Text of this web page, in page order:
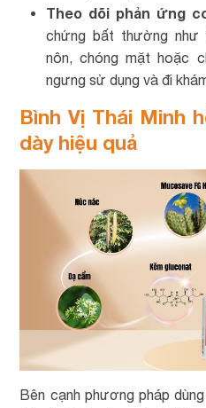
Theo dõi phản ứng
chứng bất thường như
nôn, chóng mặt hoặc
ngưng sử dụng và đi
Bình Vị Thái Minh
dày hiệu quả
Bên cạnh phương pháp